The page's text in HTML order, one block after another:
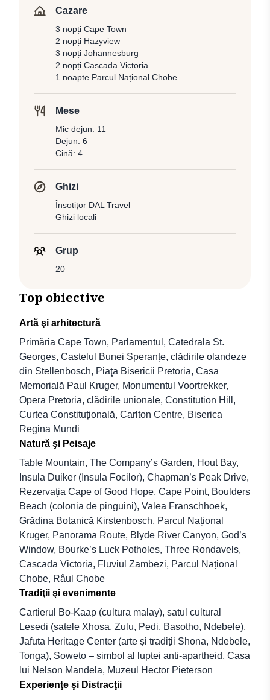
Cazare
3 nopți Cape Town
2 nopți Hazyview
3 nopți Johannesburg
2 nopți Cascada Victoria
1 noapte Parcul Național Chobe
Mese
Mic dejun: 11
Dejun: 6
Cină: 4
Ghizi
Însotiţor DAL Travel
Ghizi locali
Grup
20
Top obiective
Artă şi arhitectură
Primăria Cape Town, Parlamentul, Catedrala St.
Georges, Castelul Bunei Speranțe, clădirile olandeze
din Stellenbosch, Piaţa Bisericii Pretoria, Casa
Memorială Paul Kruger, Monumentul Voortrekker,
Opera Pretoria, clădirile unionale, Constitution Hill,
Curtea Constituțională, Carlton Centre, Biserica
Regina Mundi
Natură şi Peisaje
Table Mountain, The Company’s Garden, Hout Bay,
Insula Duiker (Insula Focilor), Chapman’s Peak Drive,
Rezervaţia Cape of Good Hope, Cape Point, Boulders
Beach (colonia de pinguini), Valea Franschhoek,
Grădina Botanică Kirstenbosch, Parcul Național
Kruger, Panorama Route, Blyde River Canyon, God’s
Window, Bourke’s Luck Potholes, Three Rondavels,
Cascada Victoria, Fluviul Zambezi, Parcul Național
Chobe, Râul Chobe
Tradiţii şi evenimente
Cartierul Bo-Kaap (cultura malay), satul cultural
Lesedi (satele Xhosa, Zulu, Pedi, Basotho, Ndebele),
Jafuta Heritage Center (arte și tradiții Shona, Ndebele,
Tonga), Soweto – simbol al luptei anti-apartheid, Casa
lui Nelson Mandela, Muzeul Hector Pieterson
Experienţe şi Distracţii